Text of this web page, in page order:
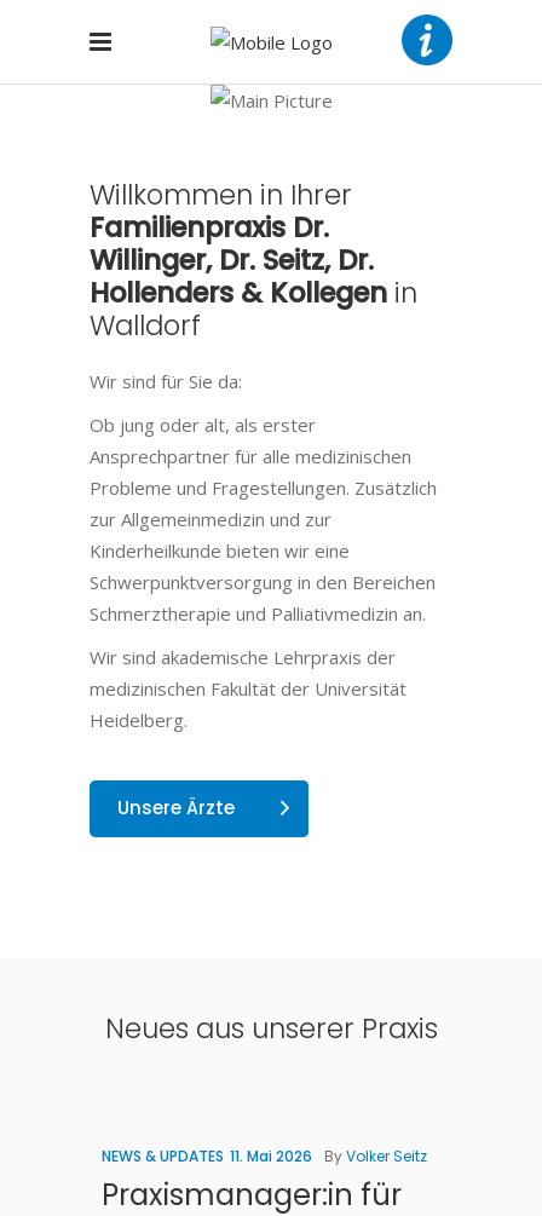
Willkommen in Ihrer
Familienpraxis Dr.
Willinger, Dr. Seitz, Dr.
Hollenders & Kollegen in
Walldorf
Wir sind für Sie da:
Ob jung oder alt, als erster
Ansprechpartner für alle medizinischen
Probleme und Fragestellungen. Zusätzlich
zur Allgemeinmedizin und zur
Kinderheilkunde bieten wir eine
Schwerpunktversorgung in den Bereichen
Schmerztherapie und Palliativmedizin an.
Wir sind akademische Lehrpraxis der
medizinischen Fakultät der Universität
Heidelberg.
Unsere Ärzte
Neues aus unserer Praxis
NEWS & UPDATES 11. Mai 2026 ByVolker Seitz
Praxismanager:in für